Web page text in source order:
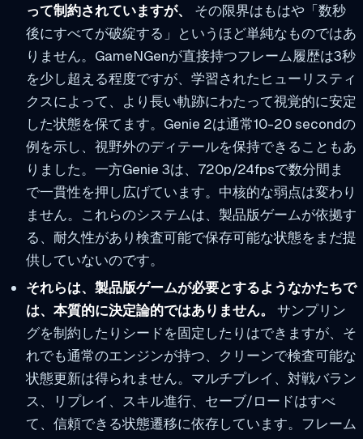
って制約されていますが、
その限界はもはや「数秒
後にすべてが破綻する」というほど単純なものではあ
りません。GameNGenが直接持つフレーム履歴は3秒
を少し超える程度ですが、学習されたヒューリスティ
クスによって、より長い軌跡にわたって視覚的に安定
した状態を保てます。Genie 2は通常10-20 secondの
例を示し、視野外のディテールを保持できることもあ
りました。一方Genie 3は、720p/24fpsで数分間ま
で一貫性を押し広げています。中核的な弱点は変わり
ません。これらのシステムは、製品版ゲームが依拠す
る、耐久性があり検査可能で保存可能な状態をまだ提
供していないのです。
それらは、製品版ゲームが必要とするようなかたちで
は、本質的に決定論的ではありません。
サンプリン
グを制約したりシードを固定したりはできますが、そ
れでも通常のエンジンが持つ、クリーンで検査可能な
状態更新は得られません。マルチプレイ、対戦バラン
ス、リプレイ、スキル進行、セーブ/ロードはすべ
て、信頼できる状態遷移に依存しています。フレーム